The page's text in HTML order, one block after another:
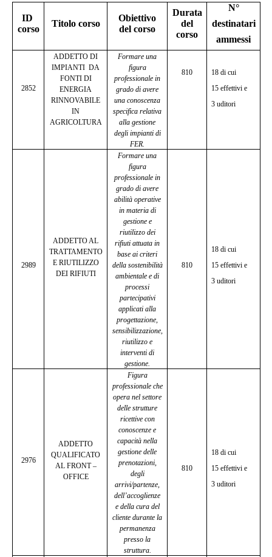
ID
corso
Titolo corso
Obiettivo
del corso
Durata
del
corso
N°
destinatari
ammessi
2852
ADDETTO DI
IMPIANTI DA
FONTI DI
ENERGIA
RINNOVABILE
IN
AGRICOLTURA
Formare una
figura
professionale in
grado di avere
una conoscenza
specifica relativa
alla gestione
degli impianti di
FER.
810
18 di cui
15 effettivi e
3 uditori
2989
ADDETTO AL
TRATTAMENTO
E RIUTILIZZO
DEI RIFIUTI
Formare una
figura
professionale in
grado di avere
abilità operative
in materia di
gestione e
riutilizzo dei
rifiuti attuata in
base ai criteri
della sostenibilità
ambientale e di
processi
partecipativi
applicati alla
progettazione,
sensibilizzazione,
riutilizzo e
interventi di
gestione.
810
18 di cui
15 effettivi e
3 uditori
2976
ADDETTO
QUALIFICATO
AL FRONT –
OFFICE
Figura
professionale che
opera nel settore
delle strutture
ricettive con
conoscenze e
capacità nella
gestione delle
prenotazioni,
degli
arrivi/partenze,
dell’accoglienze
e della cura del
cliente durante la
permanenza
presso la
struttura.
810
18 di cui
15 effettivi e
3 uditori